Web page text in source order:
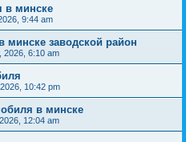
в минске
9:44 am
минске заводской район
2026, 6:10 am
10:42 pm
в минске
12:04 am